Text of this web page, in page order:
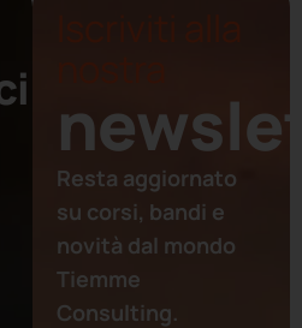
Resta aggiornato
su corsi, bandi e
novità dal mondo
Tiemme
Consulting.